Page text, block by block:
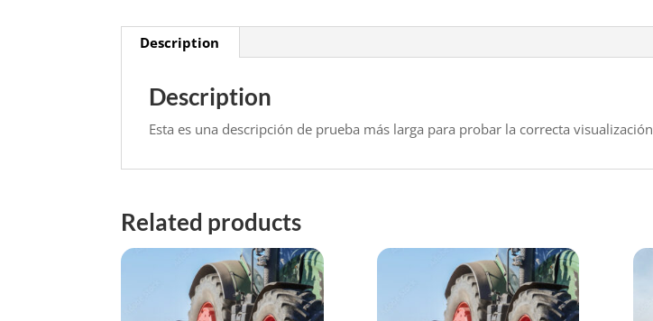
Description
Description
Esta es una descripción de prueba más larga para probar la correcta visualización
Related products